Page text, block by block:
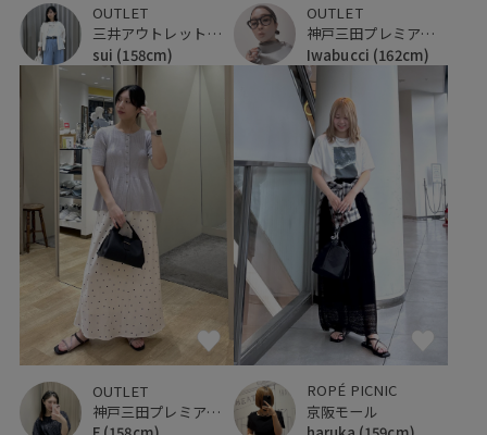
OUTLET
三井アウトレットパーク ジャズドリーム長島
sui (158cm)
OUTLET
神戸三田プレミアム・アウトレット
Iwabucci (162cm)
OUTLET
神戸三田プレミアム・アウトレット
ROPÉ PICNIC
京阪モール